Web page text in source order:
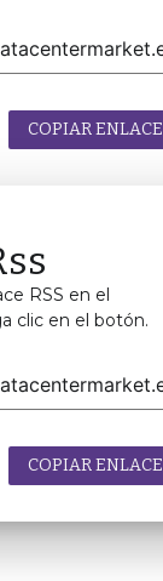
COPIAR ENLACE
RSS en el
clic en el botón.
COPIAR ENLACE